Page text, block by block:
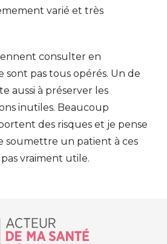
varié et très
consulter en
pas tous opérés. Un de
aussi à préserver les
inutiles. Beaucoup
des risques et je pense
soumettre un patient à ces
pas vraiment utile.
- Acteur de ma santé, by